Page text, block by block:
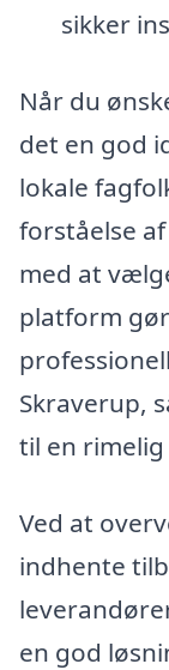
sikker
Når du
det en god
lokale
forståelse
med at
platform
Skraverup,
til en rimelig
Ved at
indhente
en god